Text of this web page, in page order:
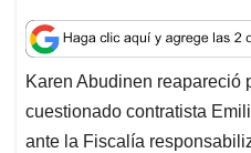
a
t
s
A
p
c
e
b
o
o
n
k
e
d
I
a
i
l
r
e
a
d
s
Karen Abudinen reapareció
cuestionado contratista
ante la Fiscalía